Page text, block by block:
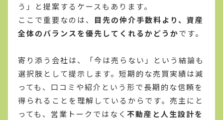
う」と提案するケースもあります。
ここで重要なのは、 目先の仲介手数料より、資産
全体のバランスを優先してくれるかどうかです。
寄り添う会社は、「今は売らない」という結論も
選択肢として提示します。短期的な売買実績は減
っても、口コミや紹介という形で長期的な信頼を
得られることを理解しているからです。売主にと
っても、営業トークではなく 不動産と人生設計を